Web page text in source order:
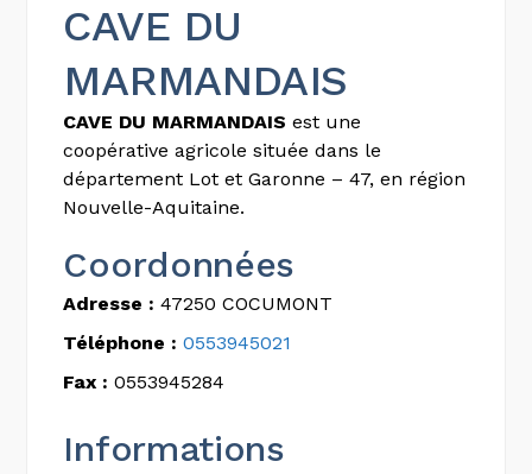
CAVE DU
MARMANDAIS
CAVE DU MARMANDAIS est une
coopérative agricole située dans le
département Lot et Garonne – 47, en région
Nouvelle-Aquitaine.
Coordonnées
Adresse : 47250 COCUMONT
Téléphone : 0553945021
Fax : 0553945284
Informations